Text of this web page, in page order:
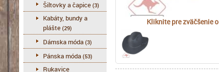
Kliknite pre zväčšenie
Šiltovky a čapice (3)
Kabáty, bundy a
plášte (29)
Dámska móda (3)
Pánska móda (53)
Rukavice